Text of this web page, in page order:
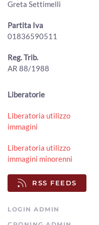
ArezzoTV
giovani
50 milioni di
ArezzoTV
interrogazioni in
00:03:39 -
ArezzoTV
Greta Settimelli
Partita Iva
01836590511
Reg. Trib.
AR 88/1988
Liberatorie
Liberatoria utilizzo
immagini
Liberatoria utilizzo
immagini minorenni
RSS FEEDS
LOGIN ADMIN